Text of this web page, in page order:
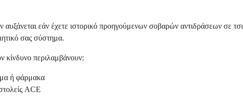
εάν έχετε ιστορικό προηγούμενων σοβαρών αντιδράσεων σε
σας σύστημα.
κίνδυνο περιλαμβάνουν:
ή φάρμακα
ACE